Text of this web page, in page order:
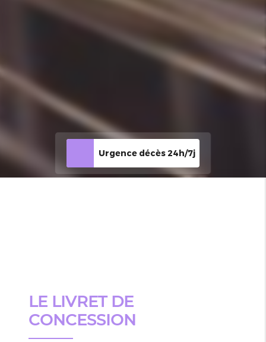
Urgence décès 24h/7j
LE LIVRET DE
CONCESSION